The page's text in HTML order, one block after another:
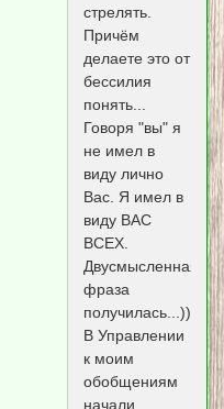
стрелять.
Причём
делаете это от
бессилия
понять...
Говоря "вы" я
не имел в
виду лично
Вас. Я имел в
виду ВАС
ВСЕХ.
Двусмысленная
фраза
получилась...))))
В Управлении
к моим
обобщениям
начали